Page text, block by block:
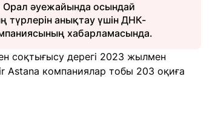
әуежайында осындай
түрлерін анықтау үшін ДНК-
хабарламасында.
соқтығысу дерегі 2023 жылмен
Astana компаниялар тобы 203 оқиға